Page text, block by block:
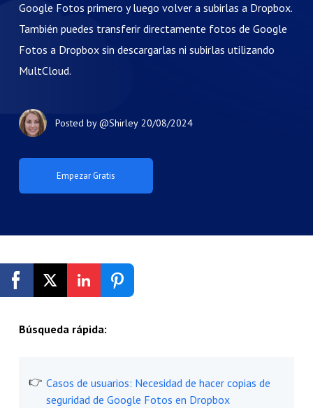
Google Fotos primero y luego volver a subirlas a Dropbox.
También puedes transferir directamente fotos de Google
Fotos a Dropbox sin descargarlas ni subirlas utilizando
MultCloud.
Posted by@Shirley 20/08/2024
Búsqueda rápida:
Casos de usuarios: Necesidad de hacer copias de
seguridad de Google Fotos en Dropbox